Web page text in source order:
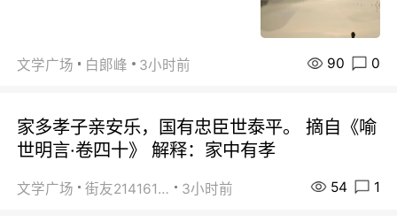
文学广场 白郞峰 3小时前 90 0
家多孝子亲安乐，国有忠臣世泰平。 摘自《喻
世明言·卷四十》 解释：家中有孝
文学广场 街友21416156 3小时前 54 1